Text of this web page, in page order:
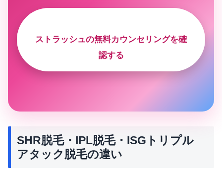
ストラッシュの無料カウンセリングを確
認する
SHR脱毛・IPL脱毛・ISGトリプル
アタック脱毛の違い